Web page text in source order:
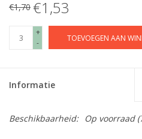
€1,70 €1,53
+
-
TOEVOEGEN AAN
Informatie
Beschikbaarheid: Op voorraad